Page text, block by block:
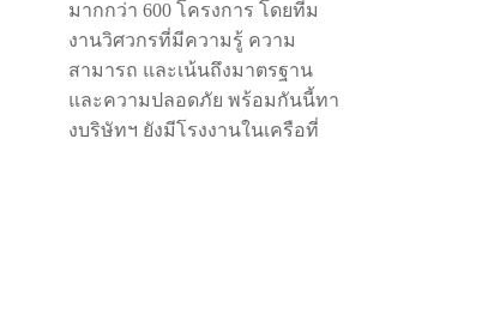
มากกว่า 600 โครงการ โดยทีม
งานวิศวกรที่มีความรู้ ความ
สามารถ และเน้นถึงมาตรฐาน
และความปลอดภัย พร้อมกันนี้ทา
งบริษัทฯ ยังมีโรงงานในเครือที่